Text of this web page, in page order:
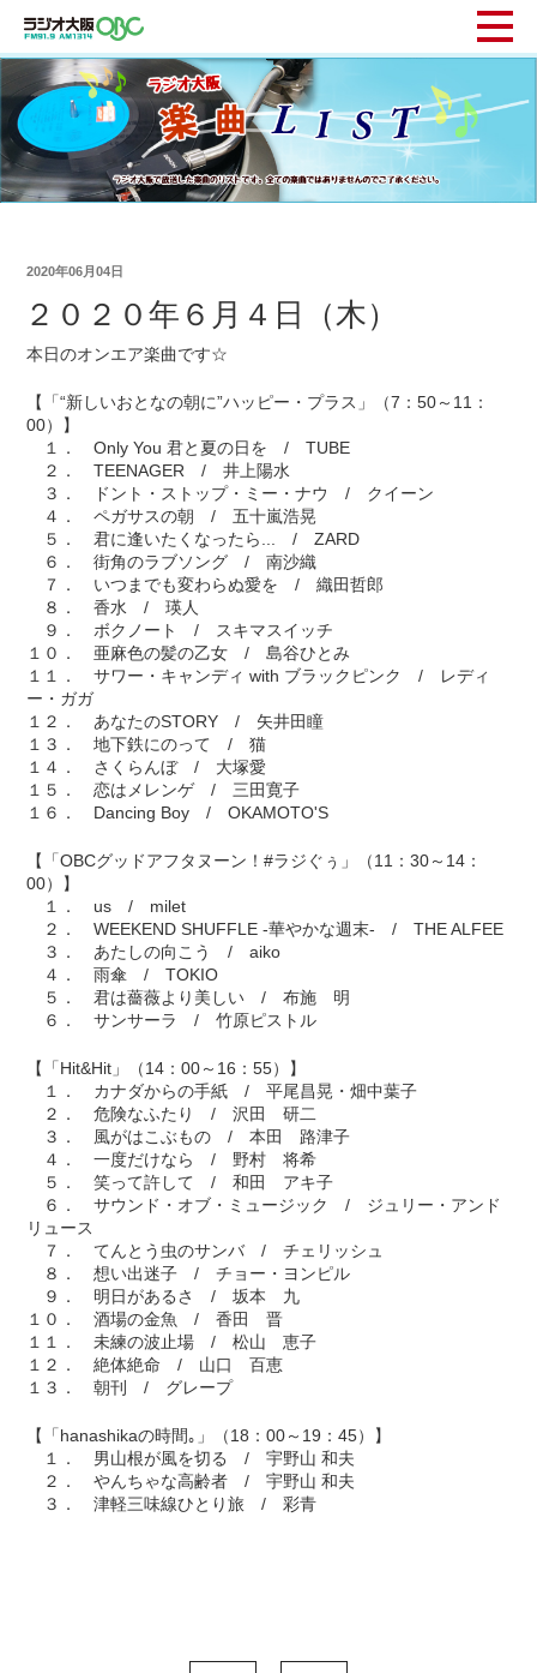
2020年06月04日
２０２０年６月４日（木）
本日のオンエア楽曲です☆
【「“新しいおとなの朝に”ハッピー・プラス」（7：50～11：
00）】
１． Only You 君と夏の日を / TUBE
２． TEENAGER / 井上陽水
３． ドント・ストップ・ミー・ナウ / クイーン
４． ペガサスの朝 / 五十嵐浩晃
５． 君に逢いたくなったら... / ZARD
６． 街角のラブソング / 南沙織
７． いつまでも変わらぬ愛を / 織田哲郎
８． 香水 / 瑛人
９． ボクノート / スキマスイッチ
１０． 亜麻色の髪の乙女 / 島谷ひとみ
１１． サワー・キャンディ with ブラックピンク / レディ
ー・ガガ
１２． あなたのSTORY / 矢井田瞳
１３． 地下鉄にのって / 猫
１４． さくらんぼ / 大塚愛
１５． 恋はメレンゲ / 三田寛子
１６． Dancing Boy / OKAMOTO'S
【「OBCグッドアフタヌーン！#ラジぐぅ」（11：30～14：
00）】
１． us / milet
２． WEEKEND SHUFFLE -華やかな週末- / THE ALFEE
３． あたしの向こう / aiko
４． 雨傘 / TOKIO
５． 君は薔薇より美しい / 布施 明
６． サンサーラ / 竹原ピストル
【「Hit&Hit」（14：00～16：55）】
１． カナダからの手紙 / 平尾昌晃・畑中葉子
２． 危険なふたり / 沢田 研二
３． 風がはこぶもの / 本田 路津子
４． 一度だけなら / 野村 将希
５． 笑って許して / 和田 アキ子
６． サウンド・オブ・ミュージック / ジュリー・アンド
リュース
７． てんとう虫のサンバ / チェリッシュ
８． 想い出迷子 / チョー・ヨンピル
９． 明日があるさ / 坂本 九
１０． 酒場の金魚 / 香田 晋
１１． 未練の波止場 / 松山 恵子
１２． 絶体絶命 / 山口 百恵
１３． 朝刊 / グレープ
【「hanashikaの時間｡」（18：00～19：45）】
１． 男山根が風を切る / 宇野山 和夫
２． やんちゃな高齢者 / 宇野山 和夫
３． 津軽三味線ひとり旅 / 彩青